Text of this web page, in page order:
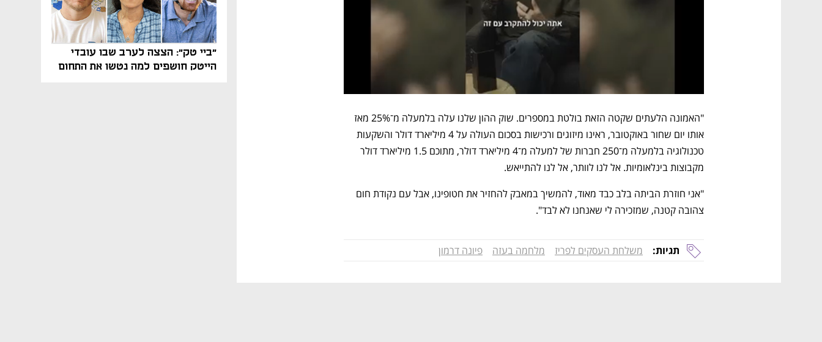
"ביי טק": הצצה לערב שבו עובדי
הייטק חושפים למה נטשו את התחום
מקבוצות בינלאומיות. אל לנו לוותר, אל לנו להתייאש.
צהובה קטנה, שמזכירה לי שאנחנו לא לבד".
תגיות: משלחת העסקים לפריז מלחמה בעזה פיונה דרמון